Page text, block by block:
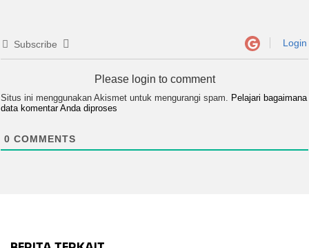
Subscribe Login
Please login to comment
Situs ini menggunakan Akismet untuk mengurangi spam. Pelajari bagaimana
data komentar Anda diproses
0 COMMENTS